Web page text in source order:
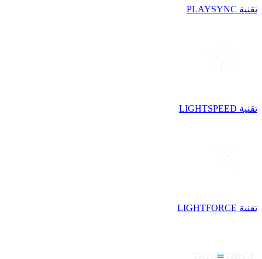
تقنية PLAYSYNC
تقنية LIGHTSPEED
تقنية LIGHTFORCE